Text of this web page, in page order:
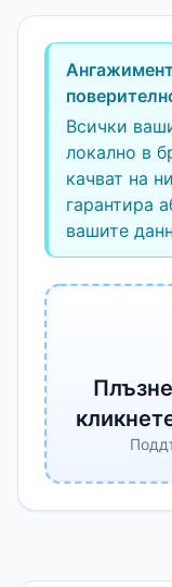
Всички
локално в
качват на
гарантира
вашите